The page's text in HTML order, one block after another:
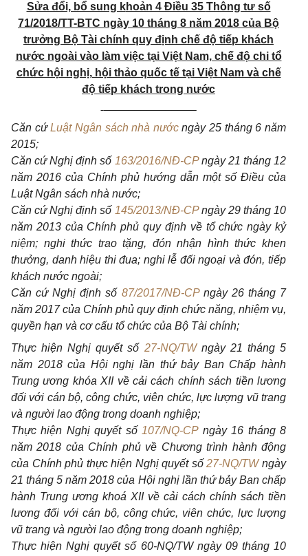
Sửa đổi, bổ sung khoản 4 Điều 35 Thông tư số
71/2018/TT-BTC ngày 10 tháng 8 năm 2018 của Bộ
trưởng Bộ Tài chính quy định chế độ tiếp khách
nước ngoài vào làm việc tại Việt Nam, chế độ chi tổ
chức hội nghị, hội thảo quốc tế tại Việt Nam và chế
độ tiếp khách trong nước
Căn cứLuật Ngân sách nhà nướcngày 25 tháng 6 năm
2015;
Căn cứ Nghị định số 163/2016/NĐ-CPngày 21 tháng 12
năm 2016 của Chính phủ hướng dẫn một số Điều của
Luật Ngân sách nhà nước;
Căn cứ Nghị định số 145/2013/NĐ-CPngày 29 tháng 10
năm 2013 của Chính phủ quy định về tổ chức ngày kỷ
niệm; nghi thức trao tặng, đón nhận hình thức khen
thưởng, danh hiệu thi đua; nghi lễ đối ngoại và đón, tiếp
khách nước ngoài;
Căn cứ Nghị định số 87/2017/NĐ-CPngày 26 tháng 7
năm 2017 của Chính phủ quy định chức năng, nhiệm vụ,
quyền hạn và cơ cấu tổ chức của Bộ Tài chính;
Thực hiện Nghị quyết số 27-NQ/TWngày 21 tháng 5
năm 2018 của Hội nghị lần thứ bảy Ban Chấp hành
Trung ương khóa XII về cải cách chính sách tiền lương
đối với cán bộ, công chức, viên chức, lực lượng vũ trang
và người lao động trong doanh nghiệp;
Thực hiện Nghị quyết số 107/NQ-CPngày 16 tháng 8
năm 2018 của Chính phủ về Chương trình hành động
của Chính phủ thực hiện Nghị quyết số27-NQ/TWngày
21 tháng 5 năm 2018 của Hội nghị lần thứ bảy Ban chấp
hành Trung ương khoá XII về cải cách chính sách tiền
lương đối với cán bộ, công chức, viên chức, lực lượng
vũ trang và người lao động trong doanh nghiệp;
Thực hiện Nghị quyết số 60-NQ/TW ngày 09 tháng 10